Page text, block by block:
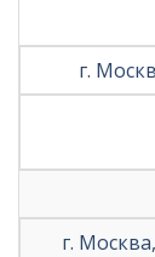
г.
г.